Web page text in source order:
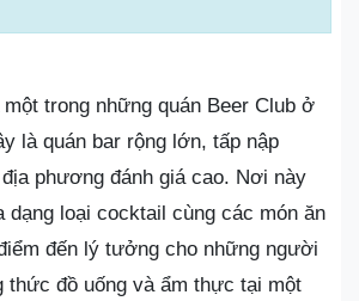
trong những quán Beer Club ở
là quán bar rộng lớn, tấp nập
phương đánh giá cao. Nơi này
dạng loại cocktail cùng các món ăn
đến lý tưởng cho những người
thức đồ uống và ẩm thực tại một